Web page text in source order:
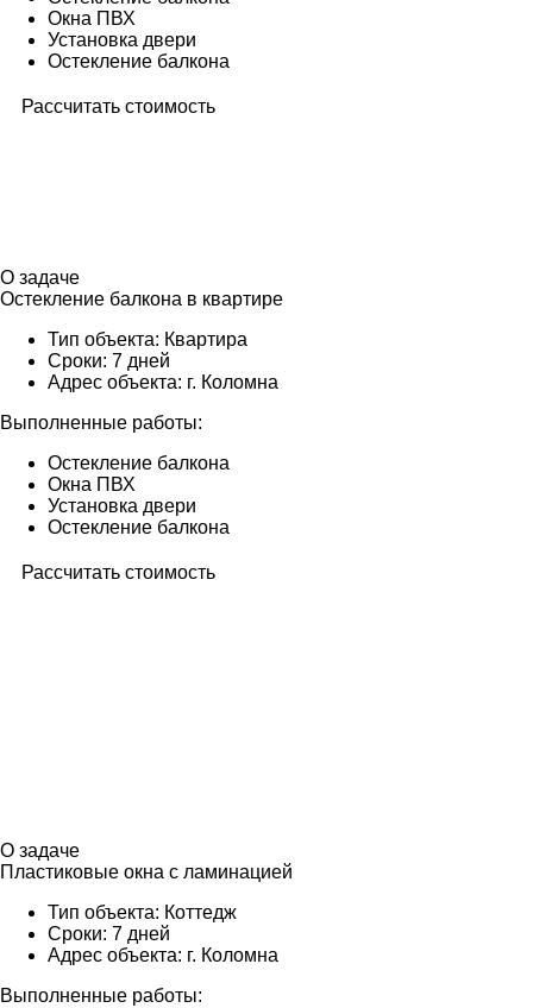
Окна ПВХ
Установка двери
Остекление балкона
Рассчитать стоимость
О задаче
Остекление балкона в квартире
Тип объекта: Квартира
Сроки: 7 дней
Адрес объекта: г. Коломна
Выполненные работы:
Остекление балкона
Окна ПВХ
Установка двери
Остекление балкона
Рассчитать стоимость
О задаче
Пластиковые окна с ламинацией
Тип объекта: Коттедж
Сроки: 7 дней
Адрес объекта: г. Коломна
Выполненные работы: